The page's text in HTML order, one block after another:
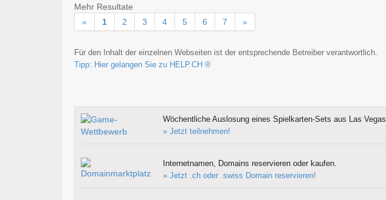
Mehr Resultate
«
1 2 3 4 5 6 7 »
Für den Inhalt der einzelnen Webseiten ist der entsprechende Betreiber verantwortlich.
Tipp: Hier gelangen Sie zu HELP.CH ®
Wöchentliche Auslosung eines Spielkarten-Sets aus Las Vegas.
» Jetzt teilnehmen!
Internetnamen, Domains reservieren oder kaufen.
» Jetzt .ch oder .swiss Domain reservieren!